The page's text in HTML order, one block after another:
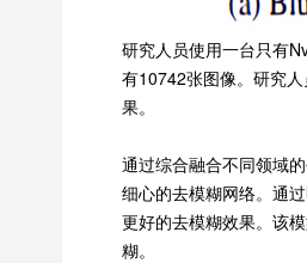
研究人员使用一台只有
有10742张图像。研究
果。
通过综合融合不同领域
细心的去模糊网络。通
更好的去模糊效果。该
糊。